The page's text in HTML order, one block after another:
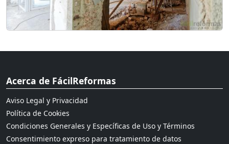
Acerca de FácilReformas
Aviso Legal y Privacidad
Política de Cookies
Condiciones Generales y Específicas de Uso y Términos
Consentimiento expreso para tratamiento de datos